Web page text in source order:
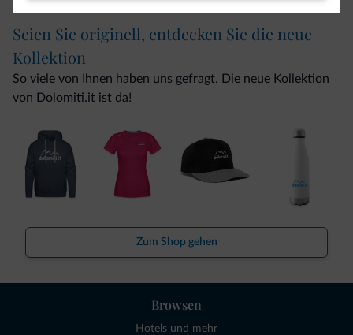
Seien Sie originell, entdecken Sie die neue
Kollektion
So viele von Ihnen haben uns gefragt. Die neue Kollektion
von Dolomiti.it ist da!
Zum Shop gehen
Browsen
Hotels und mehr